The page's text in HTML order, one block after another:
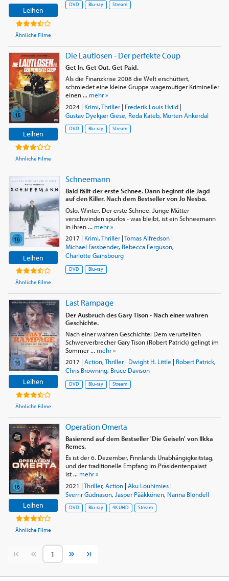
Leihen
Ähnliche Filme
DVD Blu-ray Stream
Leihen
Ähnliche Filme
Die Lautlosen - Der perfekte Coup
Get In. Get Out. Get Paid.
Als die Finanzkrise 2008 die Welt erschüttert,
schmiedet eine kleine Gruppe wagemutiger Krimineller
einen ... mehr »
2024| Krimi,Thriller| Frederik Louis Hviid|
Gustav Dyekjær Giese, Reda Kateb, Morten Ankerdal
DVD Blu-ray Stream
Leihen
Ähnliche Filme
Schneemann
Bald fällt der erste Schnee. Dann beginnt die Jagd
auf den Killer. Nach dem Bestseller von Jo Nesbø.
Oslo. Winter. Der erste Schnee. Junge Mütter
verschwinden spurlos - was bleibt, ist ein Schneemann
in ihren ... mehr »
2017 | Krimi,Thriller|Tomas Alfredson|
Michael Fassbender, Rebecca Ferguson,
Charlotte Gainsbourg
DVD Blu-ray
Leihen
Ähnliche Filme
Last Rampage
Der Ausbruch des Gary Tison - Nach einer wahren
Geschichte.
Nach einer wahren Geschichte: Dem verurteilten
Schwerverbrecher Gary Tison (Robert Patrick) gelingt im
Sommer ... mehr »
2017 | Action,Thriller| Dwight H. Little | Robert Patrick,
Chris Browning, Bruce Davison
DVD Blu-ray Stream
Leihen
Ähnliche Filme
Operation Omerta
Basierend auf dem Bestseller 'Die Geiseln' von Ilkka
Remes.
Es ist der 6. Dezember, Finnlands Unabhängigkeitstag,
und der traditionelle Empfang im Präsidentenpalast
ist ... mehr »
2021 |Thriller, Action| Aku Louhimies|
Sverrir Gudnason, Jasper Pääkkönen, Nanna Blondell
DVD Blu-ray 4K UHD Stream
Vorherige SeiteNächste Seite